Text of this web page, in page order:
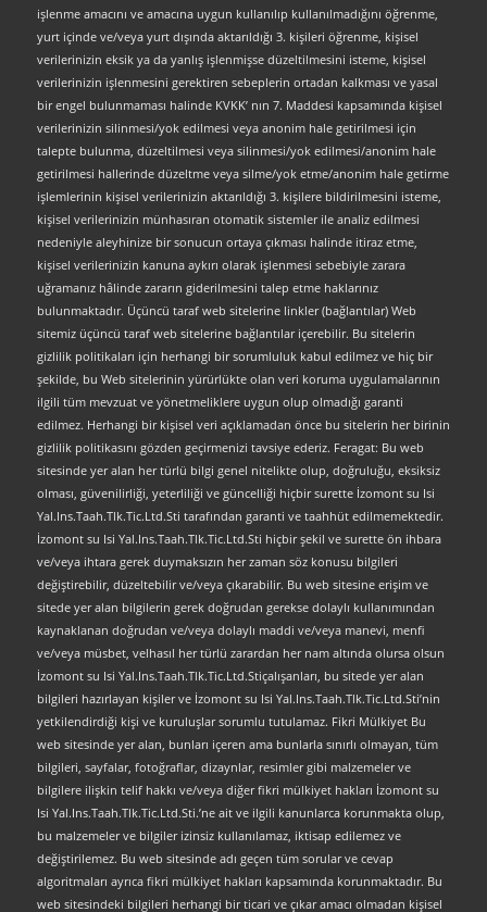
işlenme amacını ve amacına uygun kullanılıp kullanılmadığını öğrenme,
yurt içinde ve/veya yurt dışında aktarıldığı 3. kişileri öğrenme, kişisel
verilerinizin eksik ya da yanlış işlenmişse düzeltilmesini isteme, kişisel
verilerinizin işlenmesini gerektiren sebeplerin ortadan kalkması ve yasal
bir engel bulunmaması halinde KVKK’ nın 7. Maddesi kapsamında kişisel
verilerinizin silinmesi/yok edilmesi veya anonim hale getirilmesi için
talepte bulunma, düzeltilmesi veya silinmesi/yok edilmesi/anonim hale
getirilmesi hallerinde düzeltme veya silme/yok etme/anonim hale getirme
işlemlerinin kişisel verilerinizin aktarıldığı 3. kişilere bildirilmesini isteme,
kişisel verilerinizin münhasıran otomatik sistemler ile analiz edilmesi
nedeniyle aleyhinize bir sonucun ortaya çıkması halinde itiraz etme,
kişisel verilerinizin kanuna aykırı olarak işlenmesi sebebiyle zarara
uğramanız hâlinde zararın giderilmesini talep etme haklarınız
bulunmaktadır. Üçüncü taraf web sitelerine linkler (bağlantılar) Web
sitemiz üçüncü taraf web sitelerine bağlantılar içerebilir. Bu sitelerin
gizlilik politikaları için herhangi bir sorumluluk kabul edilmez ve hiç bir
şekilde, bu Web sitelerinin yürürlükte olan veri koruma uygulamalarının
ilgili tüm mevzuat ve yönetmeliklere uygun olup olmadığı garanti
edilmez. Herhangi bir kişisel veri açıklamadan önce bu sitelerin her birinin
gizlilik politikasını gözden geçirmenizi tavsiye ederiz. Feragat: Bu web
sitesinde yer alan her türlü bilgi genel nitelikte olup, doğruluğu, eksiksiz
olması, güvenilirliği, yeterliliği ve güncelliği hiçbir surette İzomont su Isi
Yal.Ins.Taah.Tlk.Tic.Ltd.Sti tarafından garanti ve taahhüt edilmemektedir.
İzomont su Isi Yal.Ins.Taah.Tlk.Tic.Ltd.Sti hiçbir şekil ve surette ön ihbara
ve/veya ihtara gerek duymaksızın her zaman söz konusu bilgileri
değiştirebilir, düzeltebilir ve/veya çıkarabilir. Bu web sitesine erişim ve
sitede yer alan bilgilerin gerek doğrudan gerekse dolaylı kullanımından
kaynaklanan doğrudan ve/veya dolaylı maddi ve/veya manevi, menfi
ve/veya müsbet, velhasıl her türlü zarardan her nam altında olursa olsun
İzomont su Isi Yal.Ins.Taah.Tlk.Tic.Ltd.Stiçalışanları, bu sitede yer alan
bilgileri hazırlayan kişiler ve İzomont su Isi Yal.Ins.Taah.Tlk.Tic.Ltd.Sti’nin
yetkilendirdiği kişi ve kuruluşlar sorumlu tutulamaz. Fikri Mülkiyet Bu
web sitesinde yer alan, bunları içeren ama bunlarla sınırlı olmayan, tüm
bilgileri, sayfalar, fotoğraflar, dizaynlar, resimler gibi malzemeler ve
bilgilere ilişkin telif hakkı ve/veya diğer fikri mülkiyet hakları İzomont su
Isi Yal.Ins.Taah.Tlk.Tic.Ltd.Sti.’ne ait ve ilgili kanunlarca korunmakta olup,
bu malzemeler ve bilgiler izinsiz kullanılamaz, iktisap edilemez ve
değiştirilemez. Bu web sitesinde adı geçen tüm sorular ve cevap
algoritmaları ayrıca fikri mülkiyet hakları kapsamında korunmaktadır. Bu
web sitesindeki bilgileri herhangi bir ticari ve çıkar amacı olmadan kişisel